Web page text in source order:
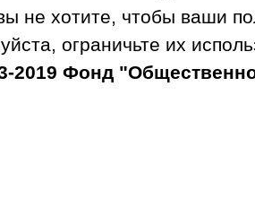
не хотите, чтобы ваши
ограничьте их
2019 Фонд